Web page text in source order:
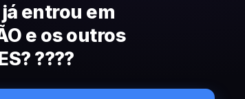
já entrou em
e os outros
????️